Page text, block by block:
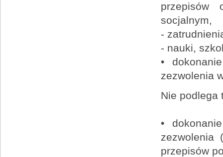
przepisów
socjalnym,
-
- nauki,
•
zezwolenia
Nie podlega
•
zezwolenia
przepisów